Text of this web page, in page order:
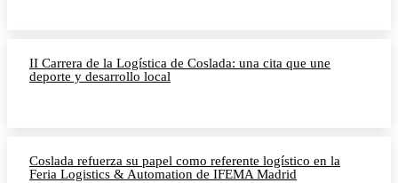
II Carrera de la Logística de Coslada: una cita que une
deporte y desarrollo local
Coslada refuerza su papel como referente logístico en la
Feria Logistics & Automation de IFEMA Madrid